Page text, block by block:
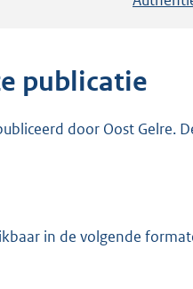
publicatie
door Oost Gelre.
in de volgende